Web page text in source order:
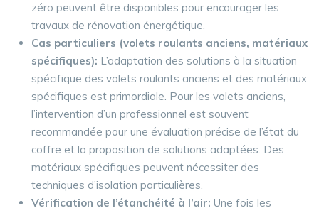
zéro peuvent être disponibles pour encourager les
travaux de rénovation énergétique.
Cas particuliers (volets roulants anciens, matériaux
spécifiques): L’adaptation des solutions à la situation
spécifique des volets roulants anciens et des matériaux
spécifiques est primordiale. Pour les volets anciens,
l’intervention d’un professionnel est souvent
recommandée pour une évaluation précise de l’état du
coffre et la proposition de solutions adaptées. Des
matériaux spécifiques peuvent nécessiter des
techniques d’isolation particulières.
Vérification de l’étanchéité à l’air: Une fois les